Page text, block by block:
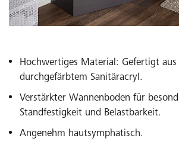
Hochwertiges Material: Gefertigt aus
durchgefärbtem Sanitäracryl.
Verstärkter Wannenboden für
Standfestigkeit und Belastbarkeit.
Angenehm hautsymphatisch.